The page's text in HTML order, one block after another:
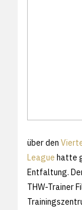
über den
League hatte
Entfaltung.
THW-Trainer